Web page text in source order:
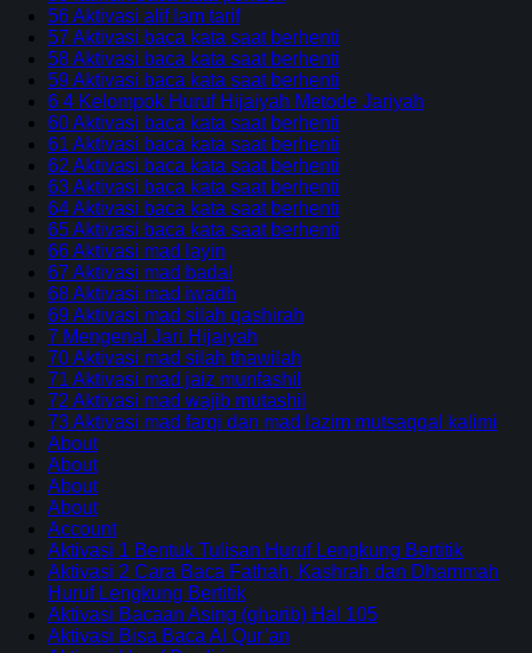
56 Aktivasi alif lam tarif
57 Aktivasi baca kata saat berhenti
58 Aktivasi baca kata saat berhenti
59 Aktivasi baca kata saat berhenti
6 4 Kelompok Huruf Hijaiyah Metode Jariyah
60 Aktivasi baca kata saat berhenti
61 Aktivasi baca kata saat berhenti
62 Aktivasi baca kata saat berhenti
63 Aktivasi baca kata saat berhenti
64 Aktivasi baca kata saat berhenti
65 Aktivasi baca kata saat berhenti
66 Aktivasi mad layin
67 Aktivasi mad badal
68 Aktivasi mad iwadh
69 Aktivasi mad silah qashirah
7 Mengenal Jari Hijaiyah
70 Aktivasi mad silah thawilah
71 Aktivasi mad jaiz munfashil
72 Aktivasi mad wajib mutashil
73 Aktivasi mad farqi dan mad lazim mutsaqqal kalimi
About
About
About
About
Account
Aktivasi 1 Bentuk Tulisan Huruf Lengkung Bertitik
Aktivasi 2 Cara Baca Fathah, Kashrah dan Dhammah
Huruf Lengkung Bertitik
Aktivasi Bacaan Asing (gharib) Hal 105
Aktivasi Bisa Baca Al Qur’an